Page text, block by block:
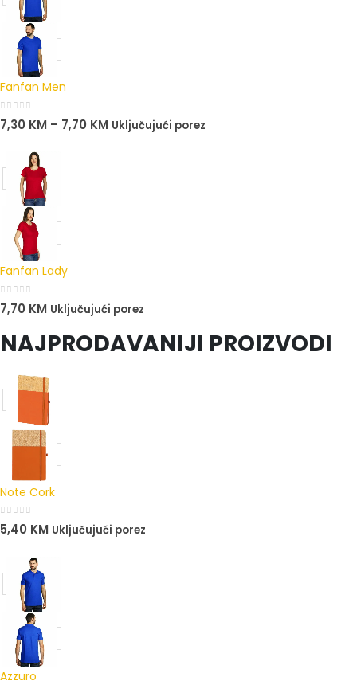
Fanfan Men
0out of 5
7,30 KM – 7,70 KM Uključujući porez
Fanfan Lady
0out of 5
7,70 KM Uključujući porez
NAJPRODAVANIJI PROIZVODI
Note Cork
0out of 5
5,40 KM Uključujući porez
Azzuro